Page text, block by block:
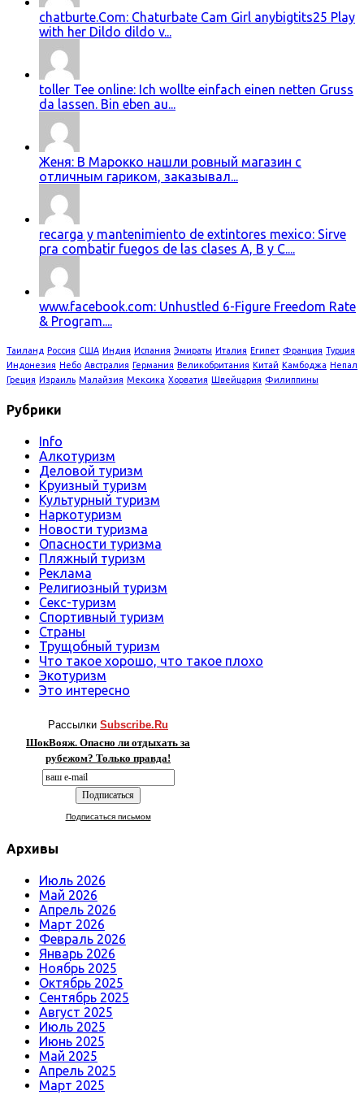
chatburte.Com: Chaturbate Cam Girl anybigtits25 Play
with her Dildo dildo v...
toller Tee online: Ich wollte einfach einen netten Gruss
da lassen. Bin eben au...
Женя: В Марокко нашли ровный магазин с
отличным гариком, заказывал...
recarga y mantenimiento de extintores mexico: Sirve
pra combatir fuegos de las clases A, B y C....
www.facebook.com: Unhustled 6-Figure Freedom Rate
& Program....
Таиланд Россия США Индия Испания Эмираты Италия Египет Франция Турция
Индонезия Небо Австралия Германия Великобритания Китай Камбоджа Непал
Греция Израиль Малайзия Мексика Хорватия Швейцария Филиппины
Рубрики
Info
Алкотуризм
Деловой туризм
Круизный туризм
Культурный туризм
Наркотуризм
Новости туризма
Опасности туризма
Пляжный туризм
Реклама
Религиозный туризм
Секс-туризм
Спортивный туризм
Страны
Трущобный туризм
Что такое хорошо, что такое плохо
Экотуризм
Это интересно
Рассылки Subscribe.Ru
ШокВояж. Опасно ли отдыхать за
рубежом? Только правда!
Подписаться письмом
Архивы
Июль 2026
Май 2026
Апрель 2026
Март 2026
Февраль 2026
Январь 2026
Ноябрь 2025
Октябрь 2025
Сентябрь 2025
Август 2025
Июль 2025
Июнь 2025
Май 2025
Апрель 2025
Март 2025